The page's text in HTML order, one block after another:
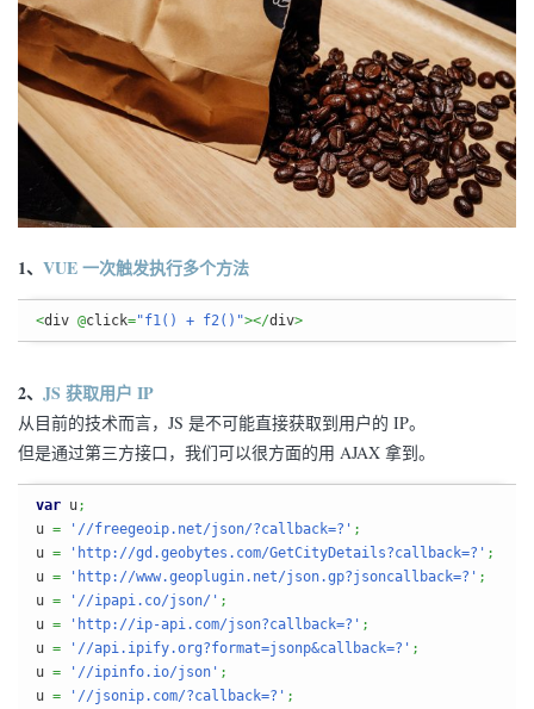
1、 VUE 一次触发执行多个方法
<div @click="f1() + f2()"></div>
2、 JS 获取用户 IP
从目前的技术而言，JS 是不可能直接获取到用户的 IP。
但是通过第三方接口，我们可以很方面的用 AJAX 拿到。
var u;
u = '//freegeoip.net/json/?callback=?' ;
u = 'http://gd.geobytes.com/GetCityDetails?callback=?' ;
u = 'http://www.geoplugin.net/json.gp?jsoncallback=?' ;
u = '//ipapi.co/json/' ;
u = 'http://ip-api.com/json?callback=?' ;
u = '//api.ipify.org?format=jsonp&callback=?' ;
u = '//ipinfo.io/json' ;
u = '//jsonip.com/?callback=?' ;